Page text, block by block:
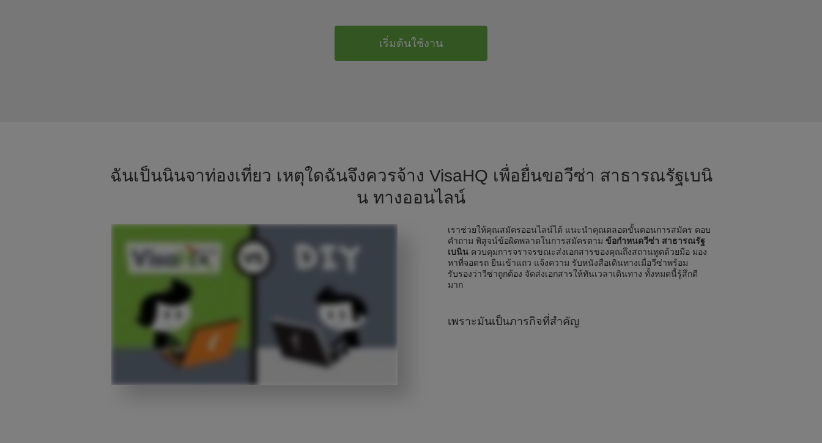
เริ่มต้นใช้งาน
ฉันเป็นนินจาท่องเที่ยว เหตุใดฉันจึงควรจ้าง VisaHQ เพื่อยื่นขอวีซ่า สาธารณรัฐเบนิ
น ทางออนไลน์
เราช่วยให้คุณสมัครออนไลน์ได้ แนะนำคุณตลอดขั้นตอนการสมัคร ตอบ
คำถาม พิสูจน์ข้อผิดพลาดในการสมัครตาม ข้อกำหนดวีซ่า สาธารณรัฐ
เบนิน ควบคุมการจราจรขณะส่งเอกสารของคุณถึงสถานทูตด้วยมือ มอง
หาที่จอดรถ ยืนเข้าแถว แจ้งความ รับหนังสือเดินทางเมื่อวีซ่าพร้อม
รับรองว่าวีซ่าถูกต้อง จัดส่งเอกสารให้ทันเวลาเดินทาง ทั้งหมดนี้รู้สึกดี
มาก
เพราะมันเป็นภารกิจที่สำคัญ